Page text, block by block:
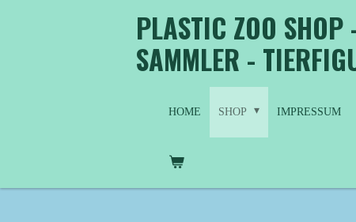
PLASTIC ZOO SHOP
SAMMLER -
HOME SHOP IMPRESSUM